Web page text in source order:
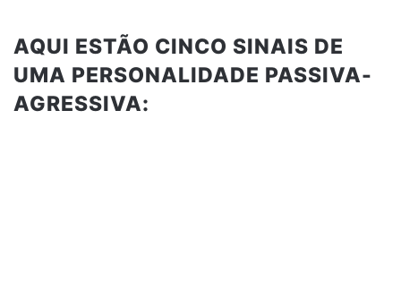
AQUI ESTÃO CINCO SINAIS DE
UMA PERSONALIDADE PASSIVA-
AGRESSIVA: